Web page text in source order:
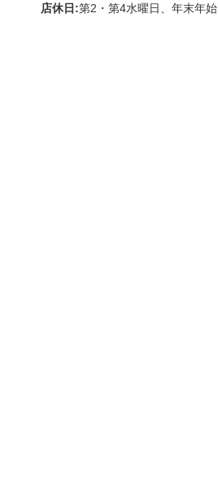
店休日:第2・第4水曜日、年末年始